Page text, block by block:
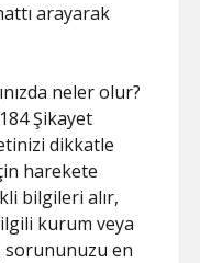
arayarak
neler olur?
Şikayet
dikkatle
harekete
bilgileri alır,
kurum veya
sorununuzu en